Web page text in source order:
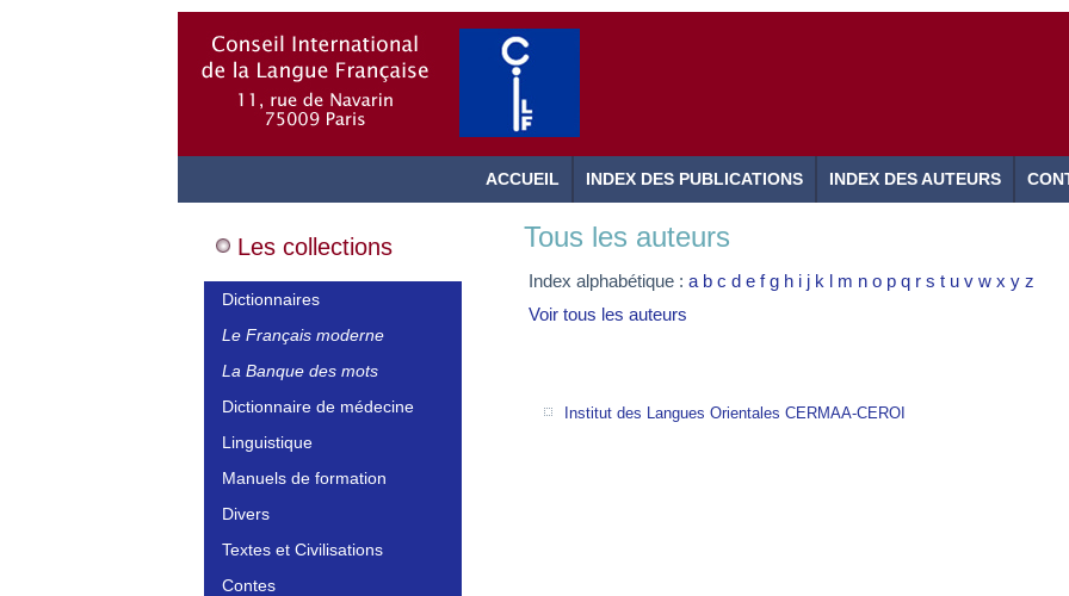
ACCUEIL INDEX DES PUBLICATIONS INDEX DES AUTEURS
Les collections
Dictionnaires
Le Français moderne
La Banque des mots
Dictionnaire de médecine
Linguistique
Manuels de formation
Divers
Textes et Civilisations
Contes
Tous les auteurs
Index alphabétique : a b c d e f g h i j k l m n o p q r s t u v w x y z
Voir tous les auteurs
Institut des Langues Orientales CERMAA-CEROI